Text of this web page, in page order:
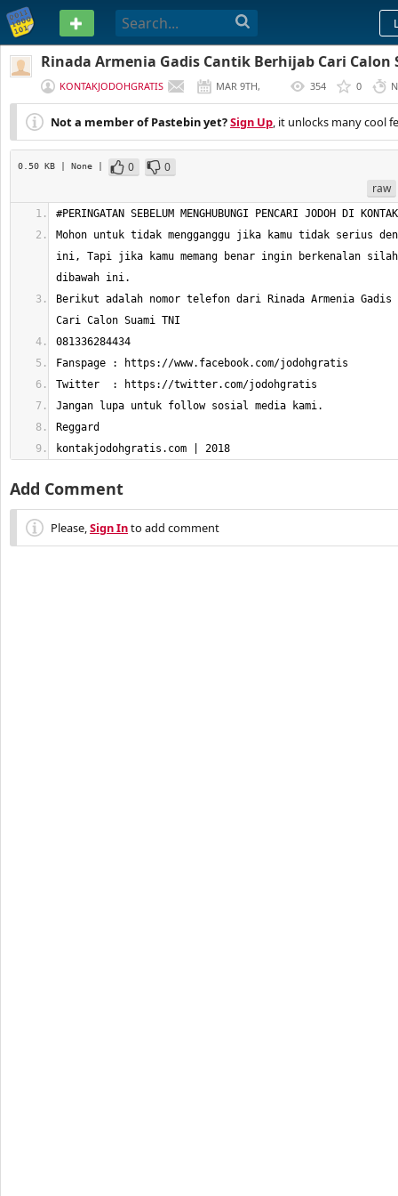
PASTEBIN
Rinada Armenia Gadis Cantik Berhijab Cari Calon
KONTAKJODOHGRATIS
MAR 9TH,
2018
354 0
Not a member of Pastebin yet?Sign Up, it unlocks many cool
0.50 KB | None | 0
0
raw
Mohon untuk tidak mengganggu jika kamu tidak serius
ini, Tapi jika kamu memang benar ingin berkenalan
Berikut adalah nomor telefon dari Rinada Armenia
kontakjodohgratis.com | 2018
Add Comment
Please,Sign Into add comment